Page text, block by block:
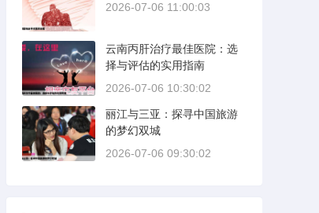
2026-07-06 11:00:03
云南丙肝治疗最佳医院：选
择与评估的实用指南
2026-07-06 10:30:02
丽江与三亚：探寻中国旅游
的梦幻双城
2026-07-06 09:30:02